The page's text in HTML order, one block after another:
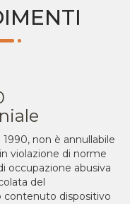
1990, non è annullabile
violazione di norme
occupazione abusiva
del
contenuto dispositivo